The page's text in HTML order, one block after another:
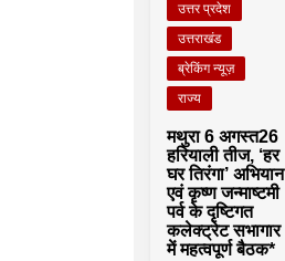
उत्तर प्रदेश
उत्तराखंड
ब्रेकिंग न्यूज़
राज्य
मथुरा 6 अगस्त26
हरियाली तीज, ‘हर
घर तिरंगा’ अभियान
एवं कृष्ण जन्माष्टमी
पर्व के दृष्टिगत
कलेक्ट्रेट सभागार
में महत्वपूर्ण बैठक*